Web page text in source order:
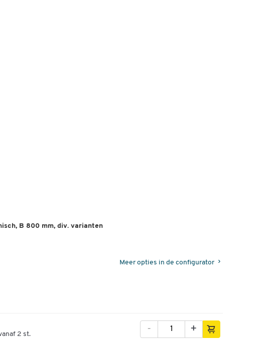
1285 mm
tafelblad
en waarde
aanbouwtafel uit
B 800 mm, div. varianten
Meer opties in de configurator
2 st.
+
-